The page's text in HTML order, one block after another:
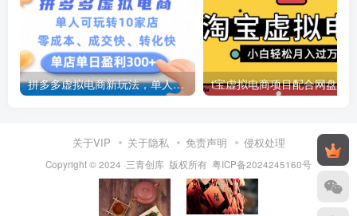
拼多多虚拟电商新玩法，单人可玩转10家店，零成本、成交快、转化快，号称单店单日可盈利300+
关于VIP 关于隐私 免责声明 侵权处理
Copyright © 2024 ·三青创库 版权所有 粤ICP备2024245160号